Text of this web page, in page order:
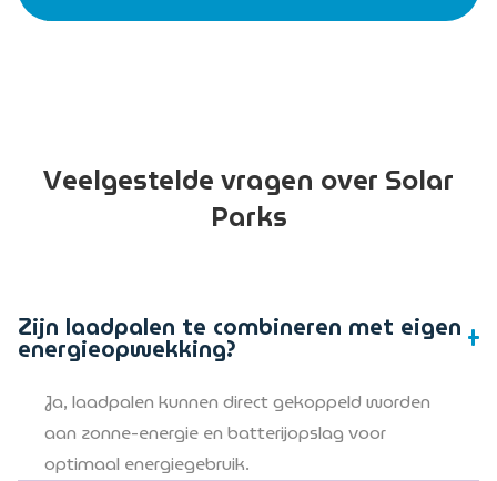
Veelgestelde vragen over Solar
Parks
Zijn laadpalen te combineren met eigen
energieopwekking?
Ja, laadpalen kunnen direct gekoppeld worden
aan zonne-energie en batterijopslag voor
optimaal energiegebruik.